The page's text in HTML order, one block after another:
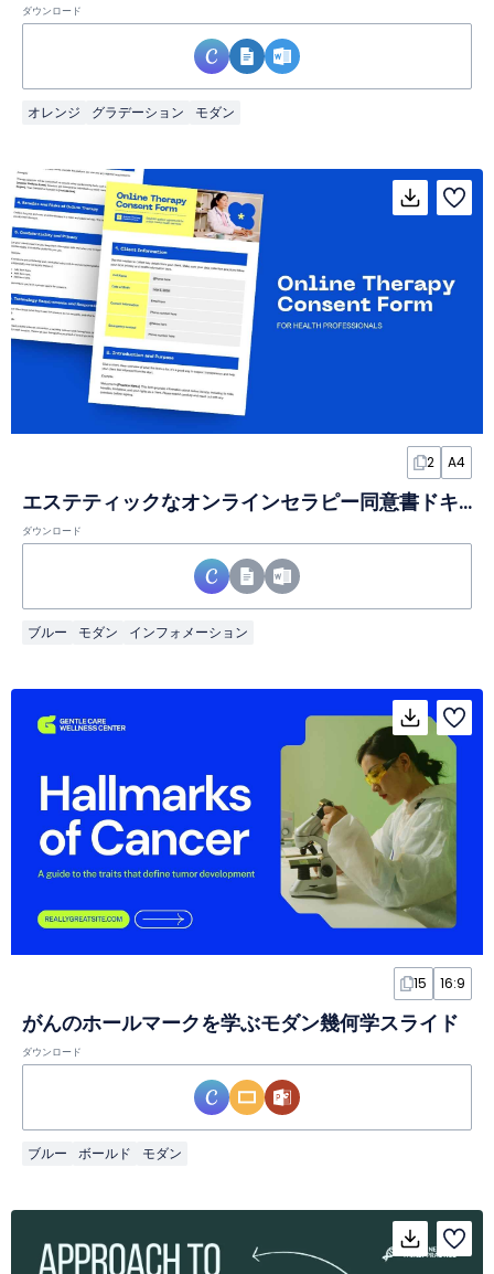
ダウンロード
オレンジ グラデーション モダン
2 A4
エステティックなオンラインセラピー同意書ドキュメント
ダウンロード
ブルー モダン インフォメーション
15 16:9
がんのホールマークを学ぶモダン幾何学スライド
ダウンロード
ブルー ボールド モダン